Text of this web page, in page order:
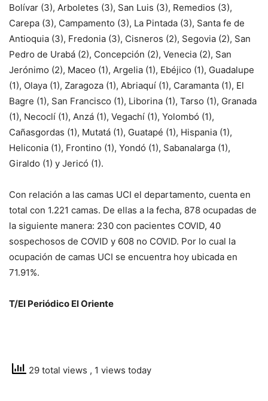
Bolívar (3), Arboletes (3), San Luis (3), Remedios (3),
Carepa (3), Campamento (3), La Pintada (3), Santa fe de
Antioquia (3), Fredonia (3), Cisneros (2), Segovia (2), San
Pedro de Urabá (2), Concepción (2), Venecia (2), San
Jerónimo (2), Maceo (1), Argelia (1), Ebéjico (1), Guadalupe
(1), Olaya (1), Zaragoza (1), Abriaquí (1), Caramanta (1), El
Bagre (1), San Francisco (1), Liborina (1), Tarso (1), Granada
(1), Necoclí (1), Anzá (1), Vegachí (1), Yolombó (1),
Cañasgordas (1), Mutatá (1), Guatapé (1), Hispania (1),
Heliconia (1), Frontino (1), Yondó (1), Sabanalarga (1),
Giraldo (1) y Jericó (1).
Con relación a las camas UCI el departamento, cuenta en
total con 1.221 camas. De ellas a la fecha, 878 ocupadas de
la siguiente manera: 230 con pacientes COVID, 40
sospechosos de COVID y 608 no COVID. Por lo cual la
ocupación de camas UCI se encuentra hoy ubicada en
71.91%.
T/El Periódico El Oriente
29 total views , 1 views today